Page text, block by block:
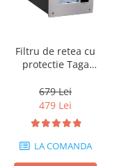
Filtru de retea cu
protectie Taga
679 Lei
479 Lei
LA COMANDA